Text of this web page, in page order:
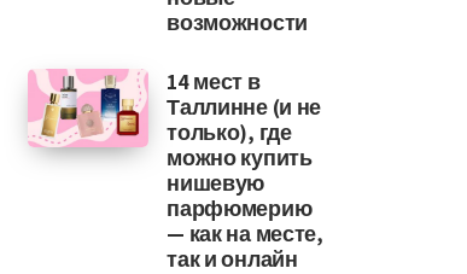
возможности
14 мест в
Таллинне (и не
только), где
можно купить
нишевую
парфюмерию
— как на месте,
так и онлайн